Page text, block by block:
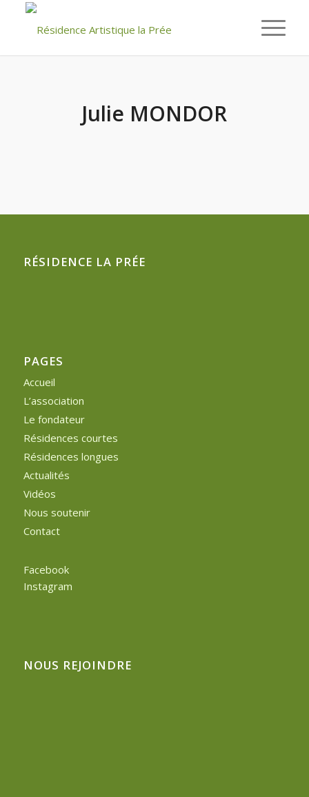
Julie MONDOR
RÉSIDENCE LA PRÉE
PAGES
Accueil
L’association
Le fondateur
Résidences courtes
Résidences longues
Actualités
Vidéos
Nous soutenir
Contact
Facebook
Instagram
NOUS REJOINDRE